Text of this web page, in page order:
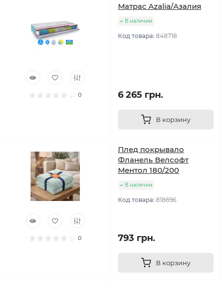
0
Матрас Azalia/Азалия
В наличии
Код товара: 848718
6 265 грн.
В корзину
0
Плед покрывало
Фланель Велсофт
Ментол 180/200
В наличии
Код товара: 818696
793 грн.
В корзину